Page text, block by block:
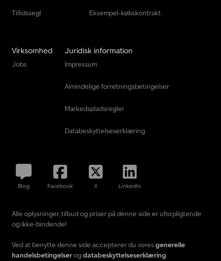
Tillidssegl Eksempel-købskontrakt
Virksomhed
Jobs
Juridisk information
Impressum
Almindelige forretningsbetingelser
Markedspladsregler
Databeskyttelseserklæring
Blog Facebook X LinkedIn
Alle oplysninger, tilbud og priser på denne side er uforpligtende
og ikke-bindende!
Ved at benytte denne side accepterer du voresgenerelle
handelsbetingelserogdatabeskyttelseserklæring.